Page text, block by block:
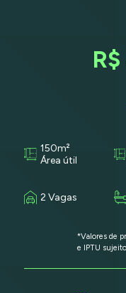
150m²
Área útil
2 Vagas
*Valores de
e IPTU